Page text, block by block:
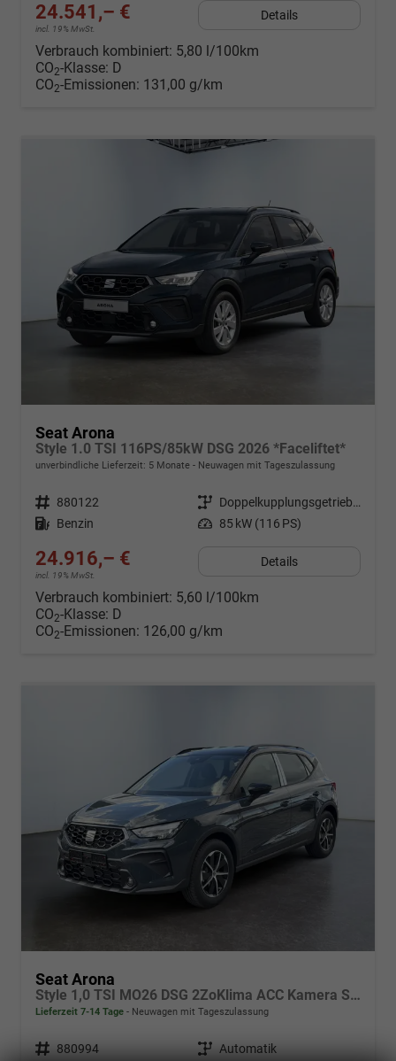
24.541,– €
incl. 19% MwSt.
Details
Verbrauch kombiniert: 5,80 l/100km
CO2-Klasse: D
CO2-Emissionen: 131,00 g/km
Seat Arona
Style 1.0 TSI 116PS/85kW DSG 2026 *Faceliftet*
unverbindliche Lieferzeit: 5 Monate Neuwagen mit Tageszulassung
Fahrzeugnr. 880122 Getriebe
Doppelkupplungsgetriebe (DSG)
Kraftstoff Benzin Leistung 85 kW (116 PS)
24.916,– €
incl. 19% MwSt.
Details
Verbrauch kombiniert: 5,60 l/100km
CO2-Klasse: D
CO2-Emissionen: 126,00 g/km
Seat Arona
Style 1,0 TSI MO26 DSG 2ZoKlima ACC Kamera Sitzheizung Einparkhilfe Apple Car Play 5J Garantie
Lieferzeit 7-14 Tage Neuwagen mit Tageszulassung
Fahrzeugnr. 880994 Getriebe Automatik